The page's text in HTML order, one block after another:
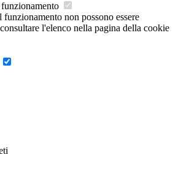
non possono essere
l'elenco nella pagina della cookie